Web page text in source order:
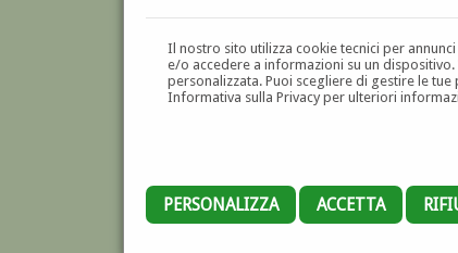
Il nostro sito utilizza cookie tecnici per
e/o accedere a informazioni su un
personalizzata. Puoi scegliere di gestire le
Informativa sulla Privacy per ulteriori
PERSONALIZZA ACCETTA
HUGO ADAMI